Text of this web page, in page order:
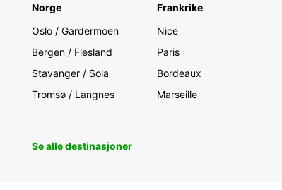
Norge
Oslo / Gardermoen
Bergen / Flesland
Stavanger / Sola
Tromsø / Langnes
Frankrike
Nice
Paris
Bordeaux
Marseille
Se alle destinasjoner